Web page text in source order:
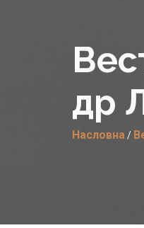
др
Насловна /